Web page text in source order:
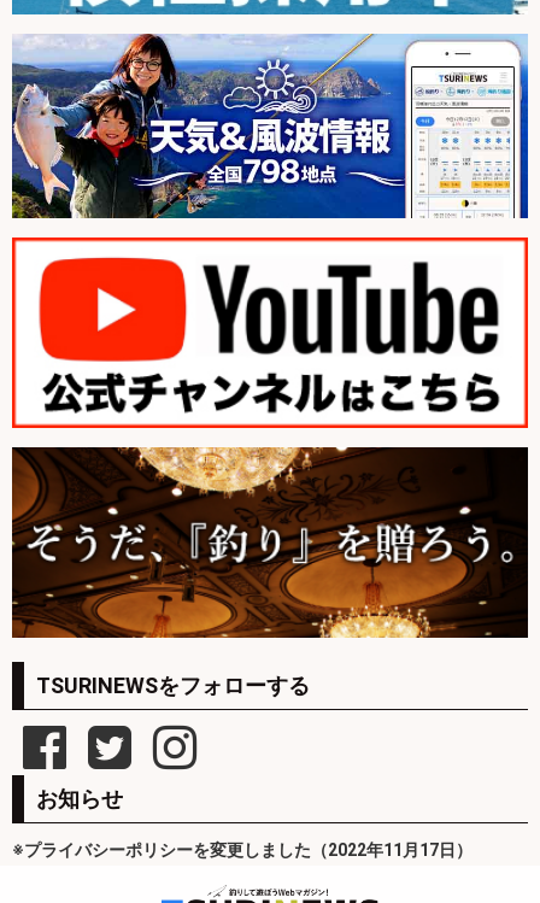
TSURINEWSをフォローする
お知らせ
※プライバシーポリシーを変更しました（2022年11月17日）